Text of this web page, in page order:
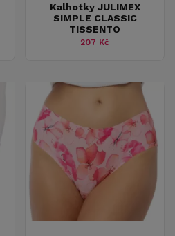
Kalhotky JULIMEX
SIMPLE CLASSIC
TISSENTO
207 Kč